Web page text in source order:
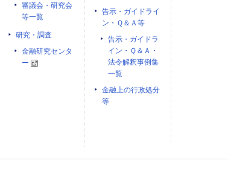
審議会・研究会
等一覧
研究・調査
金融研究センタ
ー
告示・ガイドライ
ン・Ｑ＆Ａ等
告示・ガイドラ
イン・Ｑ＆Ａ・
法令解釈事例集
一覧
金融上の行政処分
等